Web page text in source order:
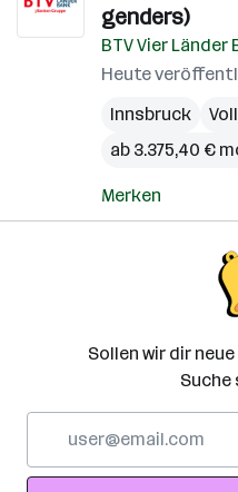
genders)
BTV Vier Länder
Heute
Innsbruck
ab 3.375,40 €
Merken
Sollen wir dir
Suche
Adresse